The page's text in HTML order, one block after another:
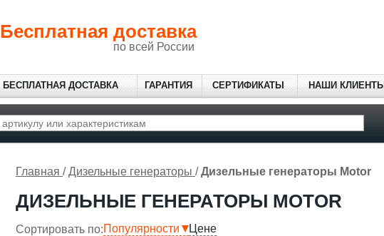
Бесплатная доставка
по всей России
БЕСПЛАТНАЯ ДОСТАВКА ГАРАНТИЯ СЕРТИФИКАТЫ НАШИ КЛИЕНТЫ
Главная /Дизельные генераторы /Дизельные генераторы Motor
ДИЗЕЛЬНЫЕ ГЕНЕРАТОРЫ MOTOR
Сортировать по:Популярности Цене